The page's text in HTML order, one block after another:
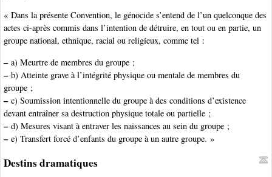
« Dans la présente Convention, le génocide s’entend de l’un quelconque des
actes ci-après commis dans l’intention de détruire, en tout ou en partie, un
groupe national, ethnique, racial ou religieux, comme tel :
–a) Meurtre de membres du groupe ;
–b) Atteinte grave à l’intégrité physique ou mentale de membres du
groupe ;
–c) Soumission intentionnelle du groupe à des conditions d’existence
devant entraîner sa destruction physique totale ou partielle ;
–d) Mesures visant à entraver les naissances au sein du groupe ;
–e) Transfert forcé d’enfants du groupe à un autre groupe. »
Destins dramatiques